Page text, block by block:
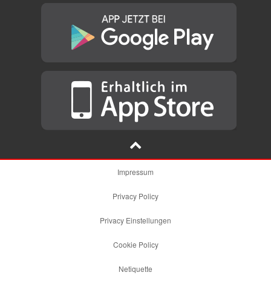
Impressum
Privacy Policy
Privacy Einstellungen
Cookie Policy
Netiquette